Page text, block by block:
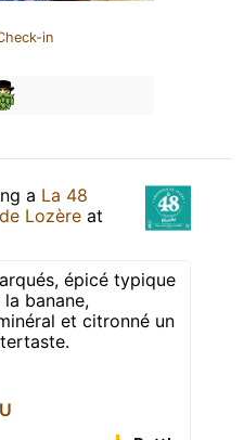
in
a La 48
Lozère at
épicé typique
banane,
et citronné un